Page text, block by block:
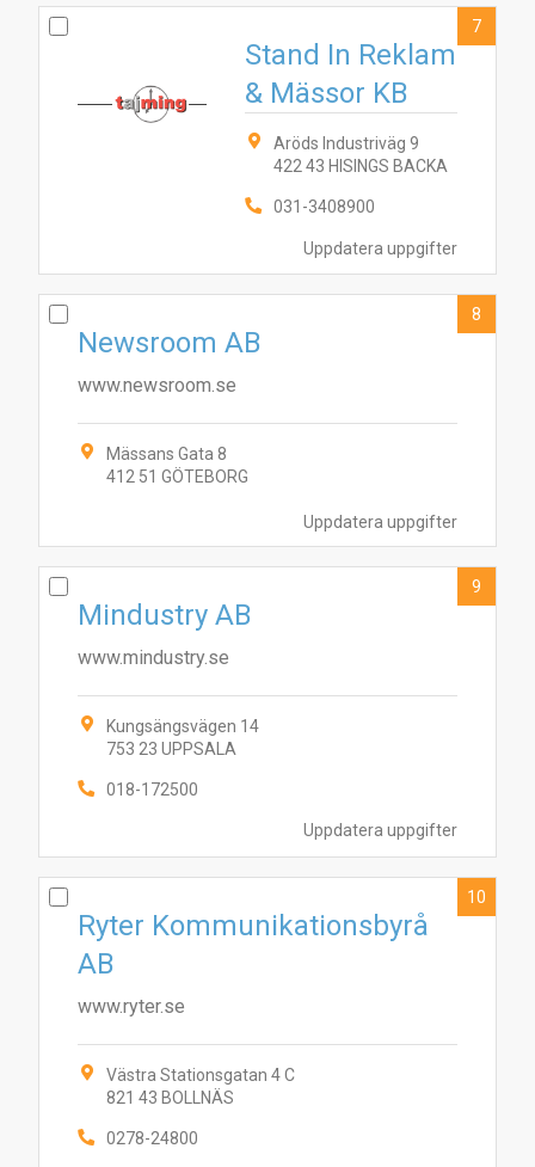
Uppdatera uppgifter
Stand In Reklam
& Mässor KB
Aröds Industriväg 9
422 43 HISINGS BACKA
031-3408900
7
Uppdatera uppgifter
Newsroom AB
www.newsroom.se
Mässans Gata 8
412 51 GÖTEBORG
8
Uppdatera uppgifter
Mindustry AB
www.mindustry.se
Kungsängsvägen 14
753 23 UPPSALA
018-172500
9
Ryter Kommunikationsbyrå
AB
www.ryter.se
Västra Stationsgatan 4 C
821 43 BOLLNÄS
0278-24800
10